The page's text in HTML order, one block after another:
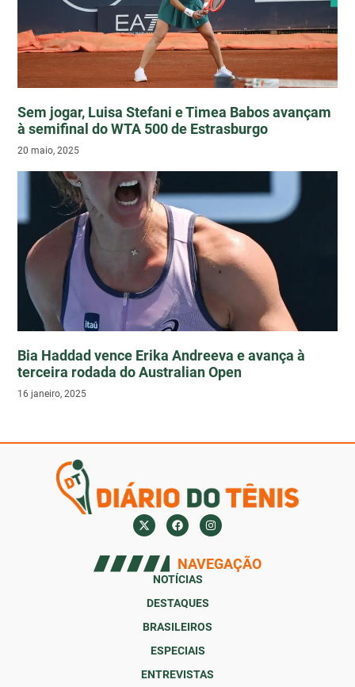
Sem jogar, Luisa Stefani e Timea Babos avançam
à semifinal do WTA 500 de Estrasburgo
20 maio, 2025
Bia Haddad vence Erika Andreeva e avança à
terceira rodada do Australian Open
16 janeiro, 2025
NAVEGAÇÃO
NOTÍCIAS
DESTAQUES
BRASILEIROS
ESPECIAIS
ENTREVISTAS